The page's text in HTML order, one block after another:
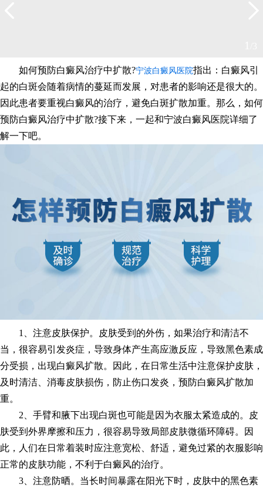
如何预防白癜风治疗中扩散?宁波白癜风医院指出：白癜风引
起的白斑会随着病情的蔓延而发展，对患者的影响还是很大的。
因此患者要重视白癜风的治疗，避免白斑扩散加重。那么，如何
预防白癜风治疗中扩散?接下来，一起和宁波白癜风医院详细了
解一下吧。
1、注意皮肤保护。皮肤受到的外伤，如果治疗和清洁不
当，很容易引发炎症，导致身体产生高应激反应，导致黑色素成
分受损，出现白癜风扩散。因此，在日常生活中注意保护皮肤，
及时清洁、消毒皮肤损伤，防止伤口发炎，预防白癜风扩散加
重。
2、手臂和腋下出现白斑也可能是因为衣服太紧造成的。皮
肤受到外界摩擦和压力，很容易导致局部皮肤微循环障碍。因
此，人们在日常着装时应注意宽松、舒适，避免过紧的衣服影响
正常的皮肤功能，不利于白癜风的治疗。
3、注意防晒。当长时间暴露在阳光下时，皮肤中的黑色素